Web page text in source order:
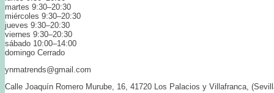
martes 9:30–20:30
miércoles 9:30–20:30
jueves 9:30–20:30
viernes 9:30–20:30
sábado 10:00–14:00
domingo Cerrado
ynmatrends@gmail.com
Calle Joaquín Romero Murube, 16, 41720 Los Palacios y Villafranca,